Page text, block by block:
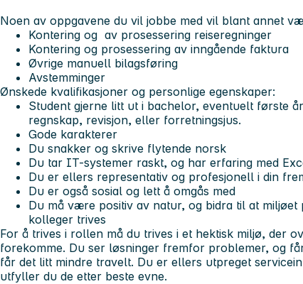
Noen av oppgavene du vil jobbe med vil blant annet
Kontering og av prosessering reiseregninger
Kontering og prosessering av inngående faktura
Øvrige manuell bilagsføring
Avstemminger
Ønskede kvalifikasjoner og personlige egenskaper:
Student gjerne litt ut i bachelor, eventuelt første
regnskap, revisjon, eller forretningsjus.
Gode karakterer
Du snakker og skrive flytende norsk
Du tar IT-systemer raskt, og har erfaring med
Du er ellers representativ og profesjonell i din
Du er også sosial og lett å omgås med
Du må være positiv av natur, og bidra til at miljøet
kolleger trives
For å trives i rollen må du trives i et hektisk miljø, der
forekomme. Du ser løsninger fremfor problemer, og
får det litt mindre travelt. Du er ellers utpreget
utfyller du de etter beste evne.